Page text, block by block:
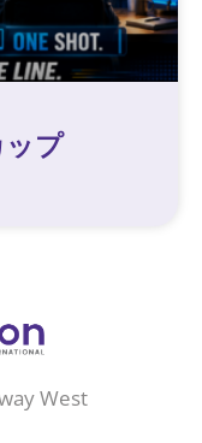
ップ
West